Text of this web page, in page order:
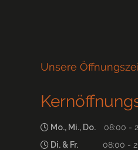
Unsere
Mo., Mi., Do.
08:00 -
Di. & Fr.
08:00 -